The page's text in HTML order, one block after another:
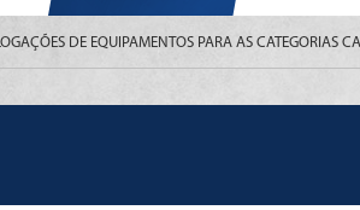
DE EQUIPAMENTOS PARA AS CATEGORIAS